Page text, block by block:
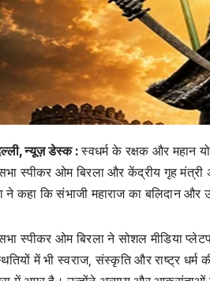
न्यूज़ डेस्क :स्वधर्म के रक्षक और महान
स्पीकर ओम बिरला और केंद्रीय गृह मंत्री
ने कहा कि संभाजी महाराज का बलिदान और
स्पीकर ओम बिरला ने सोशल मीडिया
में भी स्वराज, संस्कृति और राष्ट्र धर्म